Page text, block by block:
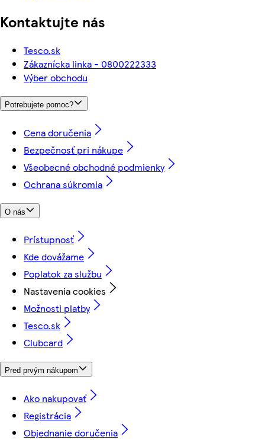
Kontaktujte nás
Tesco.sk
Zákaznícka linka - 0800222333
Výber obchodu
Potrebujete pomoc?
Cena doručenia
Bezpečnosť pri nákupe
Všeobecné obchodné podmienky
Ochrana súkromia
O nás
Prístupnosť
Kde dovážame
Poplatok za službu
Nastavenia cookies
Možnosti platby
Tesco.sk
Clubcard
Pred prvým nákupom
Ako nakupovať
Registrácia
Objednanie doručenia